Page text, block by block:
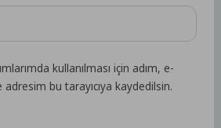
kullanılması için adım, e-
bu tarayıcıya kaydedilsin.